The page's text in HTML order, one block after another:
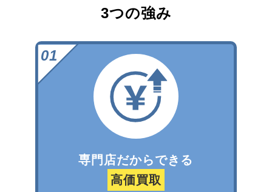
3つの強み
専門店だからできる
高価買取